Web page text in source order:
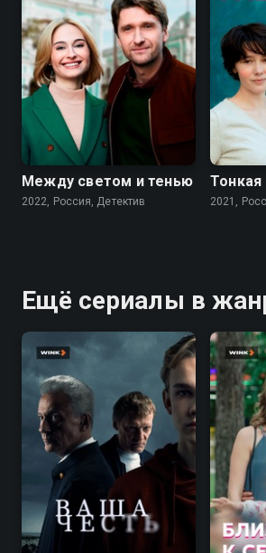
6.9
Между светом и тенью
2022, Россия, Детектив
7.2
Тонкая
2021,
Ещё сериалы в
8.2 7.2 7.1